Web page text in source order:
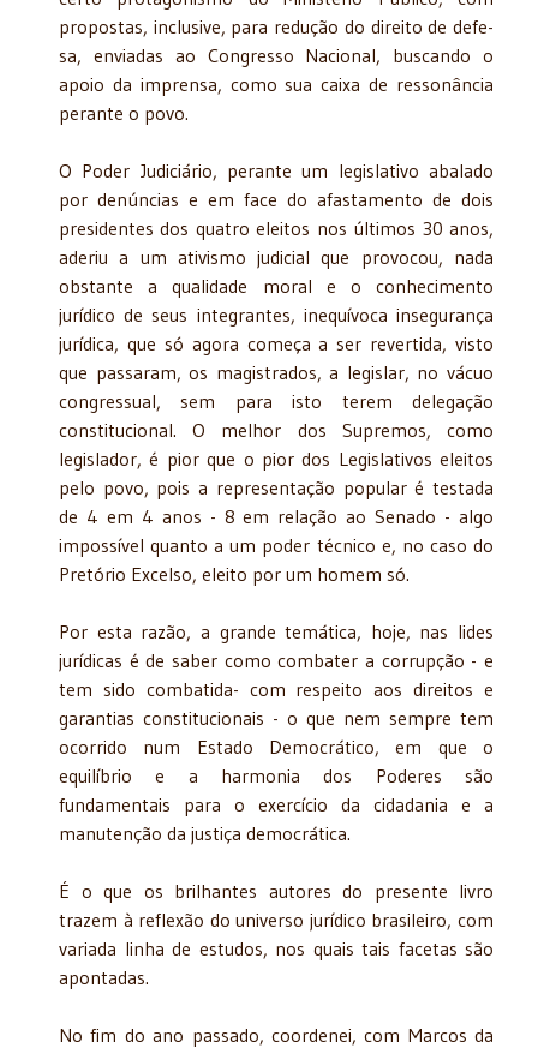
propostas, inclusive, para redução do direito de defe­
sa, enviadas ao Congresso Nacional, buscando o
apoio da imprensa, como sua caixa de ressonância
perante o povo.
O Poder Judiciário, perante um legislativo abalado
por denúncias e em face do afastamento de dois
presidentes dos quatro eleitos nos últimos 30 anos,
aderiu a um ativismo judicial que provocou, nada
obstante a qualidade moral e o conhecimento
jurídico de seus inte­grantes, inequívoca insegurança
jurídica, que só agora começa a ser revertida, visto
que passaram, os magistrados, a legislar, no vácuo
congressual, sem para isto terem delegação
constitucional. O melhor dos Supremos, como
legislador, é pior que o pior dos Legislativos eleitos
pelo povo, pois a representação popular é testada
de 4 em 4 anos - 8 em relação ao Senado - algo
impossível quanto a um poder técnico e, no caso do
Pretório Excelso, eleito por um homem só.
Por esta razão, a grande temática, hoje, nas lides
jurídicas é de saber como combater a corrupção - e
tem sido combatida- com respeito aos direitos e
garantias constitucionais - o que nem sempre tem
ocorrido num Estado Democrático, em que o
equilíbrio e a harmonia dos Po­deres são
fundamentais para o exercício da cidadania e a
manutenção da justiça democrática.
É o que os brilhantes autores do presente livro
trazem à reflexão do universo jurídico brasileiro, com
variada linha de estudos, nos quais tais facetas são
apontadas.
No fim do ano passado, coordenei, com Marcos da